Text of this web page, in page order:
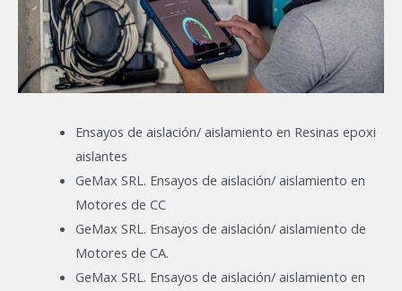
Ensayos de aislación/ aislamiento en Resinas epoxi
aislantes
GeMax SRL. Ensayos de aislación/ aislamiento en
Motores de CC
GeMax SRL. Ensayos de aislación/ aislamiento de
Motores de CA.
GeMax SRL. Ensayos de aislación/ aislamiento en